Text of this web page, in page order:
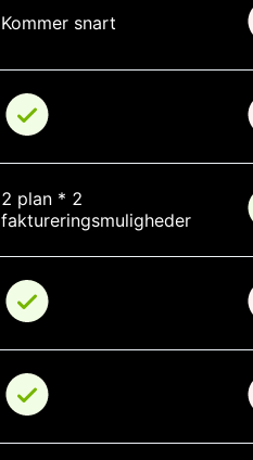
Kommer snart
2 plan * 2
faktureringsmuligheder